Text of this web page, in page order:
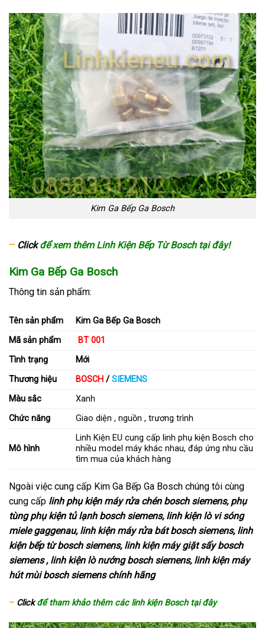
Kim Ga Bếp Ga Bosch
– Click để xem thêm Linh Kiện Bếp Từ Bosch tại đây!
Kim Ga Bếp Ga Bosch
Thông tin sản phẩm:
Tên sản phẩm
Kim Ga Bếp Ga Bosch
Mã sản phẩm
BT 001
Tình trạng
Mới
Thương hiệu
BOSCH/ SIEMENS
Màu sắc
Xanh
Chức năng
Giao diện , nguồn , trương trình
Mô hình
Linh Kiện EU cung cấp linh phụ kiện Bosch cho
nhiều model máy khác nhau, đáp ứng nhu cầu
tìm mua của khách hàng
Ngoài việc cung cấp Kim Ga Bếp Ga Bosch chúng tôi cùng
cung cấp linh phụ kiện máy rửa chén bosch siemens, phụ
tùng phụ kiện tủ lạnh bosch siemens, linh kiện lò vi sóng
miele gaggenau, linh kiện máy rửa bát bosch siemens, linh
kiện bếp từ bosch siemens, linh kiện máy giặt sấy bosch
siemens , linh kiện lò nướng bosch siemens, linh kiện máy
hút mùi bosch siemens chính hãng
– Click để tham khảo thêm các linh kiện Bosch tại đây